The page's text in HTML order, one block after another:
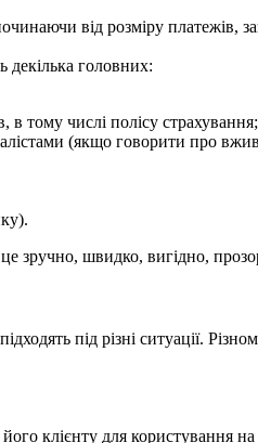
від розміру
головних:
в тому числі полісу страхування;
(якщо говорити про
зручно, швидко, вигідно,
під різні ситуації.
клієнту для користування